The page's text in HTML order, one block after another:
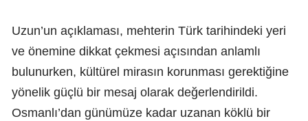
Uzun’un açıklaması, mehterin Türk tarihindeki yeri
ve önemine dikkat çekmesi açısından anlamlı
bulunurken, kültürel mirasın korunması gerektiğine
yönelik güçlü bir mesaj olarak değerlendirildi.
Osmanlı’dan günümüze kadar uzanan köklü bir